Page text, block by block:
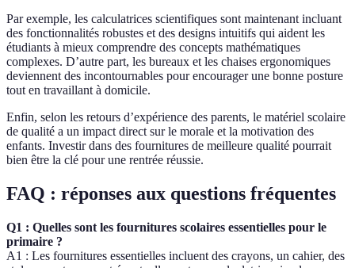
Par exemple, les calculatrices scientifiques sont maintenant incluant
des fonctionnalités robustes et des designs intuitifs qui aident les
étudiants à mieux comprendre des concepts mathématiques
complexes. D’autre part, les bureaux et les chaises ergonomiques
deviennent des incontournables pour encourager une bonne posture
tout en travaillant à domicile.
Enfin, selon les retours d’expérience des parents, le matériel scolaire
de qualité a un impact direct sur le morale et la motivation des
enfants. Investir dans des fournitures de meilleure qualité pourrait
bien être la clé pour une rentrée réussie.
FAQ : réponses aux questions fréquentes
Q1 : Quelles sont les fournitures scolaires essentielles pour le
primaire ?
A1 : Les fournitures essentielles incluent des crayons, un cahier, des